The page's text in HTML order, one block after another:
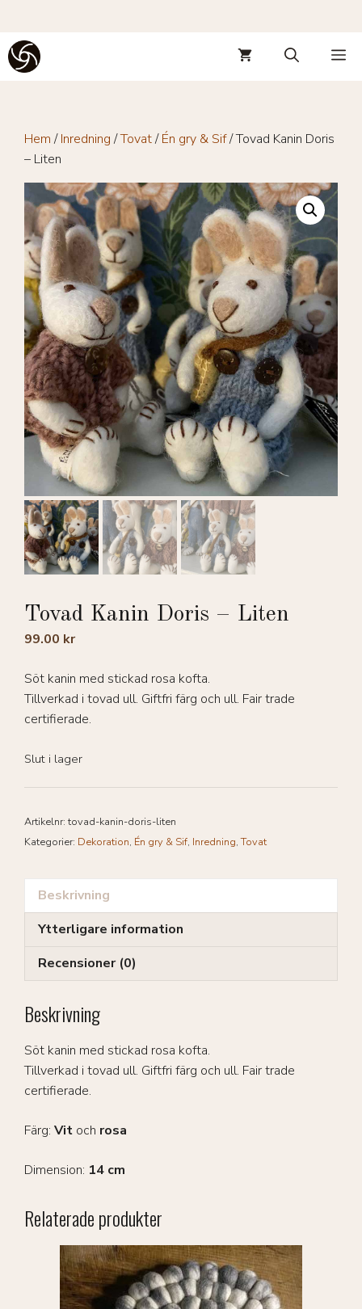
Hoppa
till
Hem/Inredning/Tovat/Én gry & Sif/ Tovad Kanin Doris
– Liten
Tovad Kanin Doris – Liten
99.00 kr
Söt kanin med stickad rosa kofta.
Tillverkad i tovad ull. Giftfri färg och ull. Fair trade
certifierade.
Slut i lager
Artikelnr: tovad-kanin-doris-liten
Kategorier: Dekoration, Én gry & Sif, Inredning,Tovat
Beskrivning
Ytterligare information
Recensioner (0)
Beskrivning
Söt kanin med stickad rosa kofta.
Tillverkad i tovad ull. Giftfri färg och ull. Fair trade
certifierade.
Färg: Vit och rosa
Dimension: 14 cm
Relaterade produkter